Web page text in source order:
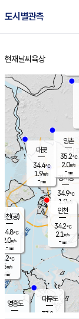
도시별관측
홈
현재날씨 육상
의도
℃
m/s
mm
영흥도
대부도
33.2
경서동
34.9℃
1.9m/s
-mm
대곶
34.4℃
1.9m/s
-mm
양촌
35.2℃
2.0m/s
-mm
인천(공)
34.8℃
2.0m/s
-mm
인천
34.2℃
2.1 m/s
-mm